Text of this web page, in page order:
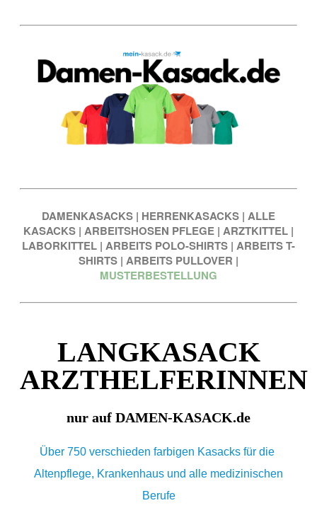
DAMENKASACKS | HERRENKASACKS | ALLE
KASACKS | ARBEITSHOSEN PFLEGE | ARZTKITTEL |
LABORKITTEL | ARBEITS POLO-SHIRTS | ARBEITS T-
SHIRTS | ARBEITS PULLOVER |
MUSTERBESTELLUNG
LANGKASACK
ARZTHELFERINNEN
nur auf DAMEN-KASACK.de
Über 750 verschieden farbigen Kasacks für die
Altenpflege, Krankenhaus und alle medizinischen
Berufe